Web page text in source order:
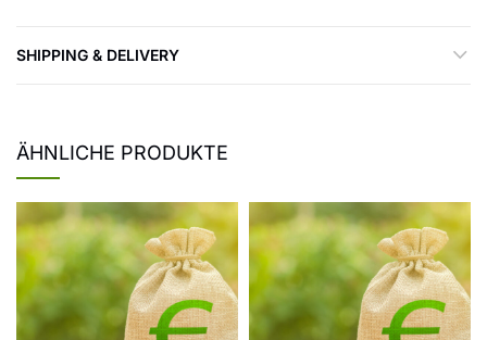
SHIPPING & DELIVERY
ÄHNLICHE PRODUKTE